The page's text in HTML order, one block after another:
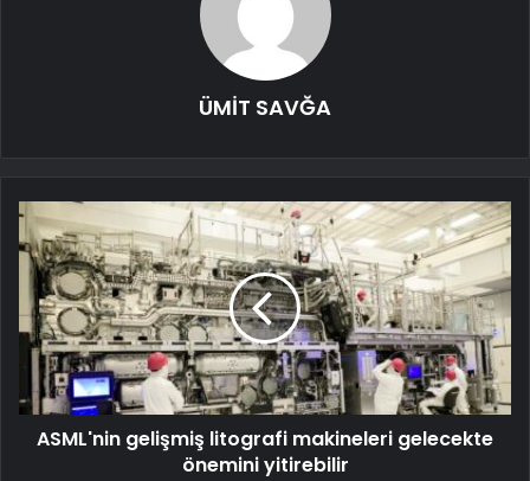
ÜMİT SAVĞA
ASML'nin gelişmiş litografi makineleri gelecekte
önemini yitirebilir